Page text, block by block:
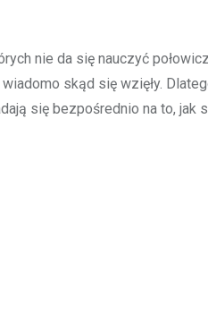
nie da się nauczyć
skąd się wzięły.
się bezpośrednio na to, jak